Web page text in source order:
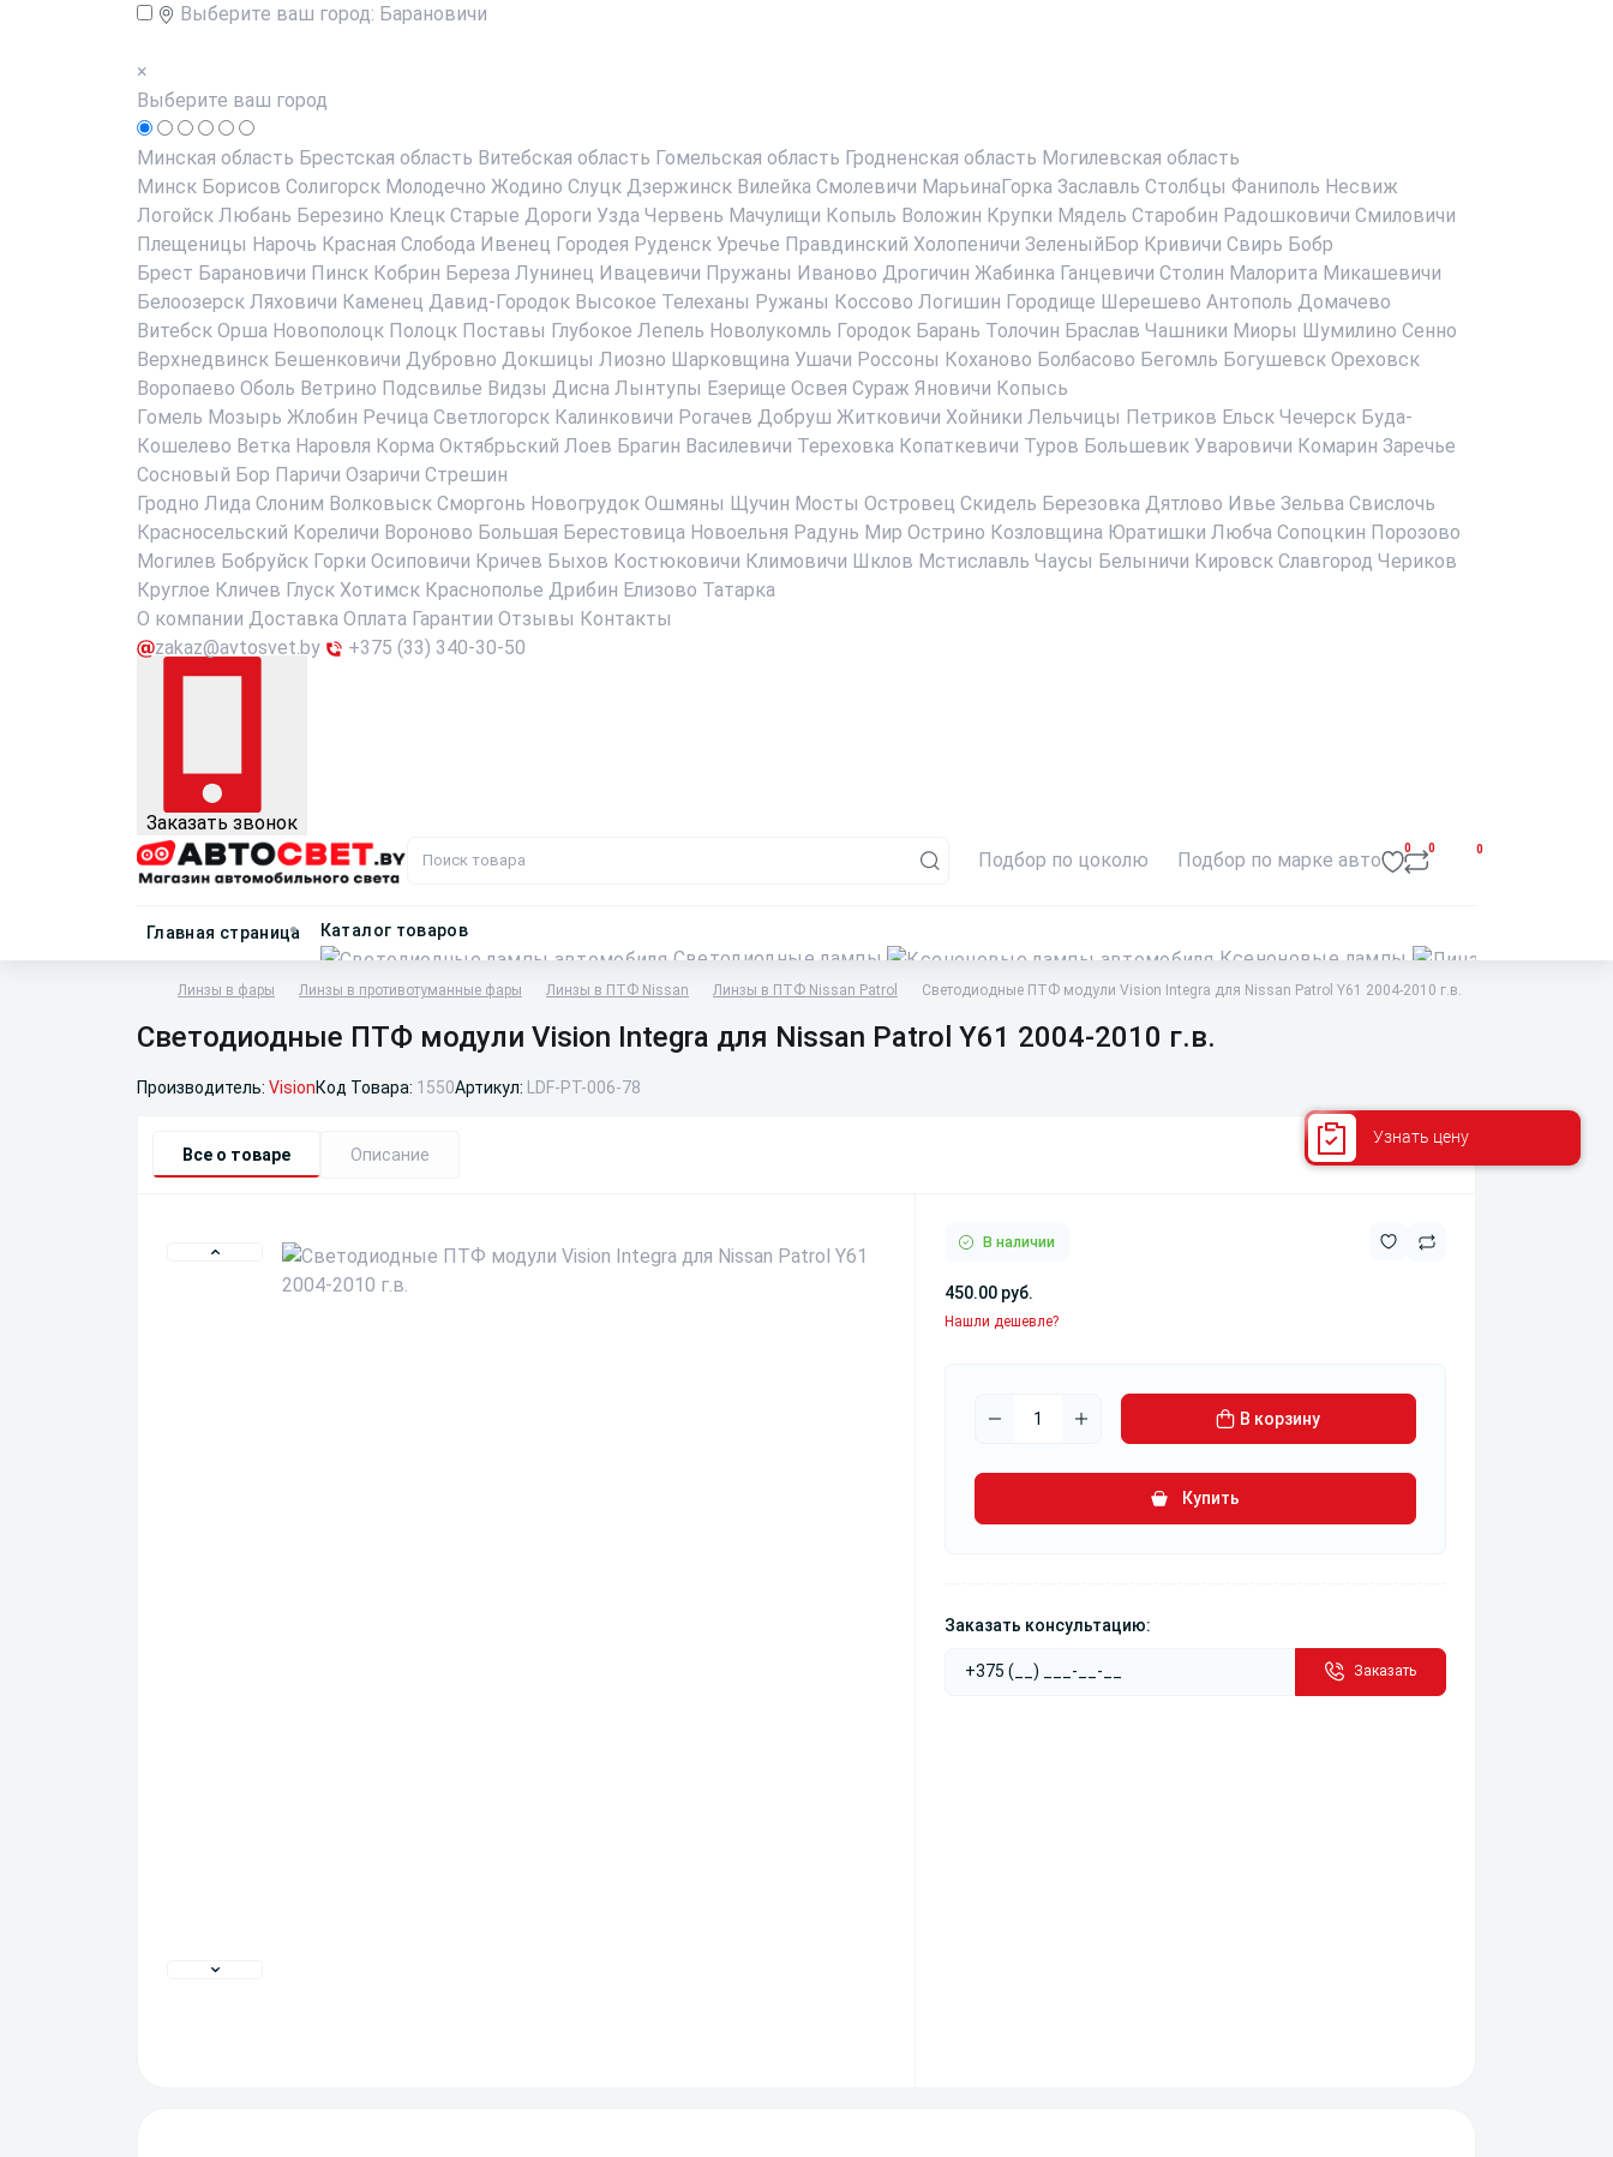
Выберите ваш город: Барановичи
×
Выберите ваш город
Минская область Брестская область Витебская область Гомельская область Гродненская область Могилевская область
Минск Борисов Солигорск Молодечно Жодино Слуцк Дзержинск Вилейка Смолевичи МарьинаГорка Заславль Столбцы Фаниполь Несвиж
Логойск Любань Березино Клецк Старые Дороги Узда Червень Мачулищи Копыль Воложин Крупки Мядель Старобин Радошковичи Смиловичи
Плещеницы Нарочь Красная Слобода Ивенец Городея Руденск Уречье Правдинский Холопеничи ЗеленыйБор Кривичи Свирь Бобр
Брест Барановичи Пинск Кобрин Береза Лунинец Ивацевичи Пружаны Иваново Дрогичин Жабинка Ганцевичи Столин Малорита Микашевичи
Белоозерск Ляховичи Каменец Давид-Городок Высокое Телеханы Ружаны Коссово Логишин Городище Шерешево Антополь Домачево
Витебск Орша Новополоцк Полоцк Поставы Глубокое Лепель Новолукомль Городок Барань Толочин Браслав Чашники Миоры Шумилино Сенно
Верхнедвинск Бешенковичи Дубровно Докшицы Лиозно Шарковщина Ушачи Россоны Коханово Болбасово Бегомль Богушевск Ореховск
Воропаево Оболь Ветрино Подсвилье Видзы Дисна Лынтупы Езерище Освея Сураж Яновичи Копысь
Гомель Мозырь Жлобин Речица Светлогорск Калинковичи Рогачев Добруш Житковичи Хойники Лельчицы Петриков Ельск Чечерск Буда-
Кошелево Ветка Наровля Корма Октябрьский Лоев Брагин Василевичи Тереховка Копаткевичи Туров Большевик Уваровичи Комарин Заречье
Сосновый Бор Паричи Озаричи Стрешин
Гродно Лида Слоним Волковыск Сморгонь Новогрудок Ошмяны Щучин Мосты Островец Скидель Березовка Дятлово Ивье Зельва Свислочь
Красносельский Кореличи Вороново Большая Берестовица Новоельня Радунь Мир Острино Козловщина Юратишки Любча Сопоцкин Порозово
Могилев Бобруйск Горки Осиповичи Кричев Быхов Костюковичи Климовичи Шклов Мстиславль Чаусы Белыничи Кировск Славгород Чериков
Круглое Кличев Глуск Хотимск Краснополье Дрибин Елизово Татарка
О компании Доставка Оплата Гарантии Отзывы Контакты
zakaz@avtosvet.by
+375 (33) 340-30-50
Заказать звонок
Подбор по цоколю
Подбор по марке авто 0 0 0
Главная страница Каталог товаров
Светодиодные лампы Ксеноновые лампы
Линзы в фары Линзы в противотуманные фары Линзы в ПТФ Nissan Линзы в ПТФ Nissan Patrol Светодиодные ПТФ модули Vision Integra для Nissan Patrol Y61 2004-2010 г.в.
Светодиодные ПТФ модули Vision Integra для Nissan Patrol Y61 2004-2010 г.в.
Производитель: VisionКод Товара: 1550Артикул: LDF-PT-006-78
Все о товаре Описание
В наличии
450.00 руб.
Нашли дешевле?
В корзину
Купить
Заказать консультацию:
Заказать